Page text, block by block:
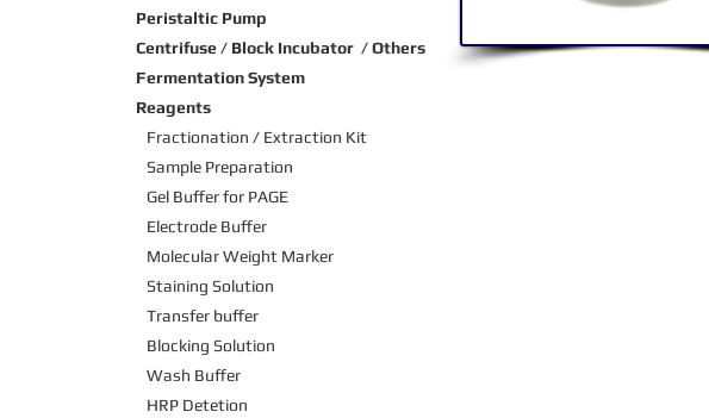
Peristaltic Pump
Centrifuse / Block Incubator / Others
Fermentation System
Reagents
Fractionation / Extraction Kit
Sample Preparation
Gel Buffer for PAGE
Electrode Buffer
Molecular Weight Marker
Staining Solution
Transfer buffer
Blocking Solution
Wash Buffer
HRP Detetion